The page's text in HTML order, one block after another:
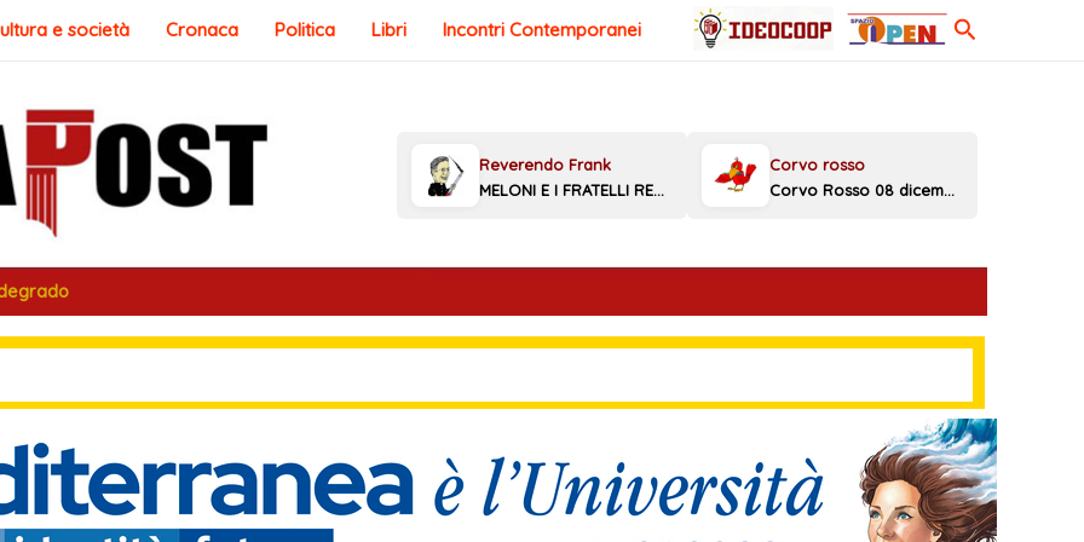
e società Cronaca Politica Libri Incontri Contemporanei Cerca
MELONI E I FRATELLI REGGINI Corvo Rosso 08 dicembre 2025